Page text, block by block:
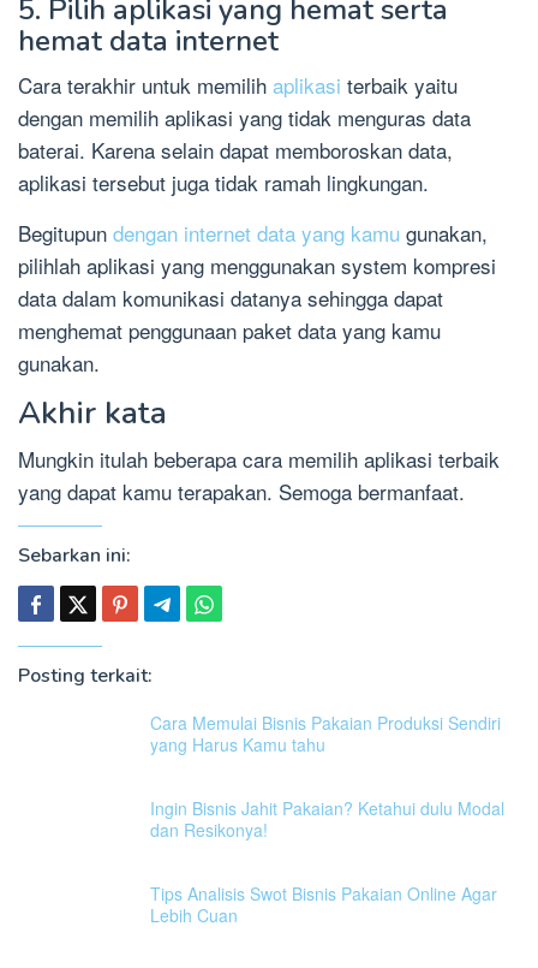
5. Pilih aplikasi yang hemat serta
hemat data internet
Cara terakhir untuk memilih aplikasi terbaik yaitu
dengan memilih aplikasi yang tidak menguras data
baterai. Karena selain dapat memboroskan data,
aplikasi tersebut juga tidak ramah lingkungan.
Begitupun dengan internet data yang kamu gunakan,
pilihlah aplikasi yang menggunakan system kompresi
data dalam komunikasi datanya sehingga dapat
menghemat penggunaan paket data yang kamu
gunakan.
Akhir kata
Mungkin itulah beberapa cara memilih aplikasi terbaik
yang dapat kamu terapakan. Semoga bermanfaat.
Sebarkan ini:
Posting terkait:
Cara Memulai Bisnis Pakaian Produksi Sendiri
yang Harus Kamu tahu
Ingin Bisnis Jahit Pakaian? Ketahui dulu Modal
dan Resikonya!
Tips Analisis Swot Bisnis Pakaian Online Agar
Lebih Cuan